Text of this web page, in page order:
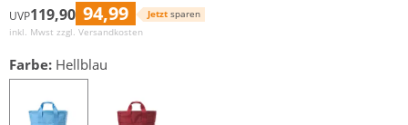
UVP119,90 94,99 Jetzt sparen
inkl. Mwst zzgl. Versandkosten
Farbe: Hellblau